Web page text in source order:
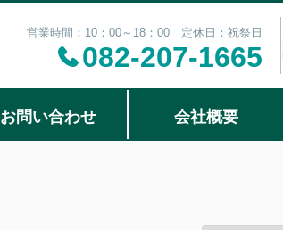
営業時間：10：00～18：00 定休日：祝祭日
082-207-1665
お問い合わせ 会社概要